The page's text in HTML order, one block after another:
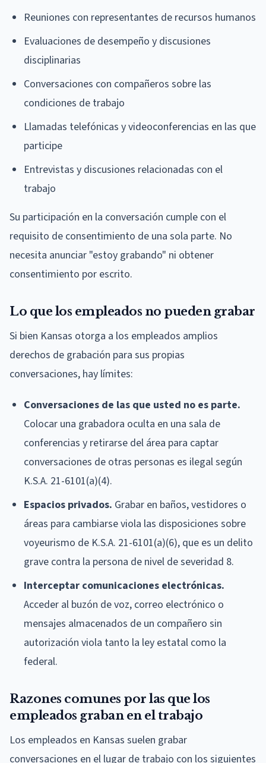
Reuniones con representantes de recursos humanos
Evaluaciones de desempeño y discusiones
disciplinarias
Conversaciones con compañeros sobre las
condiciones de trabajo
Llamadas telefónicas y videoconferencias en las que
participe
Entrevistas y discusiones relacionadas con el
trabajo
Su participación en la conversación cumple con el
requisito de consentimiento de una sola parte. No
necesita anunciar "estoy grabando" ni obtener
consentimiento por escrito.
Lo que los empleados no pueden grabar
Si bien Kansas otorga a los empleados amplios
derechos de grabación para sus propias
conversaciones, hay límites:
Conversaciones de las que usted no es parte.
Colocar una grabadora oculta en una sala de
conferencias y retirarse del área para captar
conversaciones de otras personas es ilegal según
K.S.A. 21-6101(a)(4).
Espacios privados. Grabar en baños, vestidores o
áreas para cambiarse viola las disposiciones sobre
voyeurismo de K.S.A. 21-6101(a)(6), que es un delito
grave contra la persona de nivel de severidad 8.
Interceptar comunicaciones electrónicas.
Acceder al buzón de voz, correo electrónico o
mensajes almacenados de un compañero sin
autorización viola tanto la ley estatal como la
federal.
Razones comunes por las que los
empleados graban en el trabajo
Los empleados en Kansas suelen grabar
conversaciones en el lugar de trabajo con los siguientes